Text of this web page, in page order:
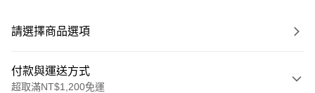
請選擇商品選項
付款與運送方式
超取滿NT$1,200免運